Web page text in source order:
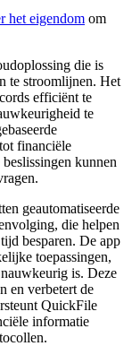
het eigendom om
die is
te stroomlijnen. Het
efficiënt te
te
financiële
kunnen
geautomatiseerde
die helpen
besparen. De app
toepassingen,
is. Deze
en verbetert de
QuickFile
informatie